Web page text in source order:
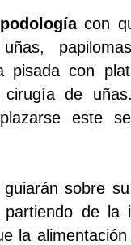
podologíacon
pisada con
cirugía de
este
sobre
partiendo de
la